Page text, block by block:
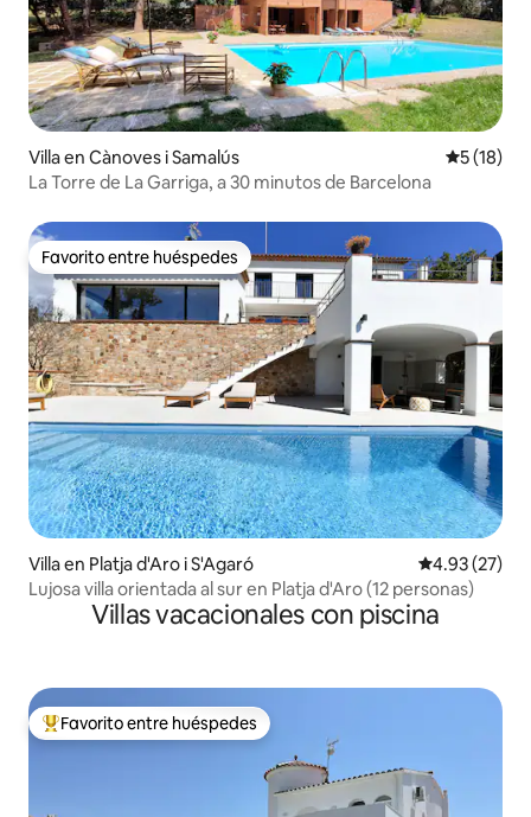
Villa en Cànoves i Samalús
5 (18)
La Torre de La Garriga, a 30 minutos de Barcelona
Favorito entre huéspedes
Favorito entre huéspedes
Villa en Platja d'Aro i S'Agaró Calificación
4.93 (27)
Lujosa villa orientada al sur en Platja d'Aro (12 personas)
Villas vacacionales con piscina
Favorito entre huéspedes preferido
Favorito entre huéspedes